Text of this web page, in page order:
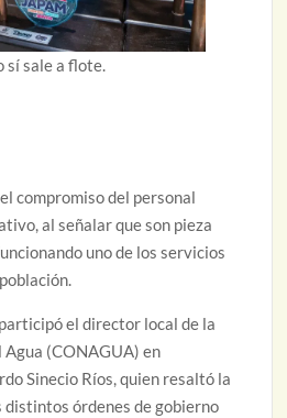
sí sale a flote.
compromiso del personal
al señalar que son pieza
uno de los servicios
el director local de la
(CONAGUA) en
Sinecio Ríos, quien resaltó la
órdenes de gobierno